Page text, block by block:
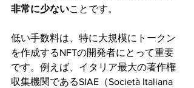
非常に少ないことです。
低い手数料は、特に大規模にトークン
を作成するNFTの開発者にとって重要
です。例えば、イタリア最大の著作権
収集機関であるSIAE（Società Italiana